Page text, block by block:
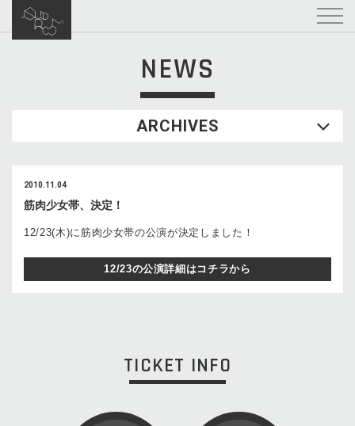
NEWS
ARCHIVES
2010.11.04
筋肉少女帯、決定！
12/23(木)に筋肉少女帯の公演が決定しました！
12/23の公演詳細はコチラから
TICKET INFO